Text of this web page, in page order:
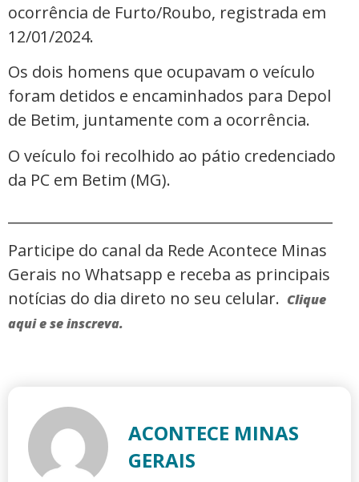
ocorrência de Furto/Roubo, registrada em
12/01/2024.
Os dois homens que ocupavam o veículo
foram detidos e encaminhados para Depol
de Betim, juntamente com a ocorrência.
O veículo foi recolhido ao pátio credenciado
da PC em Betim (MG).
Participe do canal da Rede Acontece Minas
Gerais no Whatsapp e receba as principais
notícias do dia direto no seu celular. Clique
aqui e se inscreva.
ACONTECE MINAS
GERAIS